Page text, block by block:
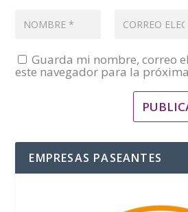
Guarda mi nombre, correo
este navegador para la
EMPRESAS PASEANTES